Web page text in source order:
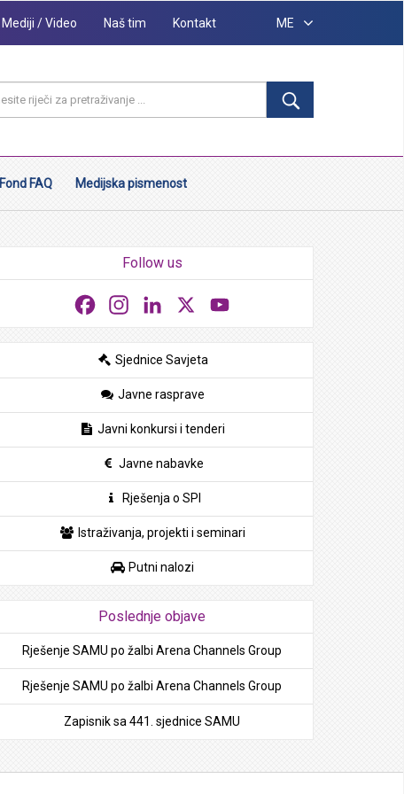
Mediji / Video Naš tim Kontakt ME
Fond FAQ Medijska pismenost
Follow us
FacebookInstagramLinkedIn
Sjednice Savjeta
Javne rasprave
Javni konkursi i tenderi
Javne nabavke
Rješenja o SPI
Istraživanja, projekti i seminari
Putni nalozi
Poslednje objave
Rješenje SAMU po žalbi Arena Channels Group
Rješenje SAMU po žalbi Arena Channels Group
Zapisnik sa 441. sjednice SAMU